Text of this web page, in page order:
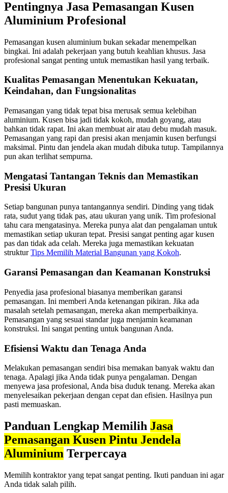
Pentingnya Jasa Pemasangan Kusen
Aluminium Profesional
Pemasangan kusen aluminium bukan sekadar menempelkan
bingkai. Ini adalah pekerjaan yang butuh keahlian khusus. Jasa
profesional sangat penting untuk memastikan hasil yang terbaik.
Kualitas Pemasangan Menentukan Kekuatan,
Keindahan, dan Fungsionalitas
Pemasangan yang tidak tepat bisa merusak semua kelebihan
aluminium. Kusen bisa jadi tidak kokoh, mudah goyang, atau
bahkan tidak rapat. Ini akan membuat air atau debu mudah masuk.
Pemasangan yang rapi dan presisi akan menjamin kusen berfungsi
maksimal. Pintu dan jendela akan mudah dibuka tutup. Tampilannya
pun akan terlihat sempurna.
Mengatasi Tantangan Teknis dan Memastikan
Presisi Ukuran
Setiap bangunan punya tantangannya sendiri. Dinding yang tidak
rata, sudut yang tidak pas, atau ukuran yang unik. Tim profesional
tahu cara mengatasinya. Mereka punya alat dan pengalaman untuk
memastikan setiap ukuran tepat. Presisi sangat penting agar kusen
pas dan tidak ada celah. Mereka juga memastikan kekuatan
strukturTips Memilih Material Bangunan yang Kokoh.
Garansi Pemasangan dan Keamanan Konstruksi
Penyedia jasa profesional biasanya memberikan garansi
pemasangan. Ini memberi Anda ketenangan pikiran. Jika ada
masalah setelah pemasangan, mereka akan memperbaikinya.
Pemasangan yang sesuai standar juga menjamin keamanan
konstruksi. Ini sangat penting untuk bangunan Anda.
Efisiensi Waktu dan Tenaga Anda
Melakukan pemasangan sendiri bisa memakan banyak waktu dan
tenaga. Apalagi jika Anda tidak punya pengalaman. Dengan
menyewa jasa profesional, Anda bisa duduk tenang. Mereka akan
menyelesaikan pekerjaan dengan cepat dan efisien. Hasilnya pun
pasti memuaskan.
Panduan Lengkap Memilih Jasa
Pemasangan Kusen Pintu Jendela
Aluminium Terpercaya
Memilih kontraktor yang tepat sangat penting. Ikuti panduan ini agar
Anda tidak salah pilih.